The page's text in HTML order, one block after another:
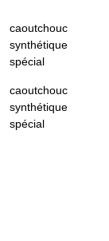
caoutchouc
synthétique
spécial
caoutchouc
synthétique
spécial